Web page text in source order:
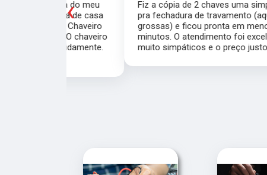
Fiz a cópia de 2 chaves uma simples e outra
pra fechadura de travamento (aquelas chaves
grossas) e ficou pronta em menos de 15
minutos. O atendimento foi excelente, todos
muito simpáticos e o preço justo ao serviço!!
‹